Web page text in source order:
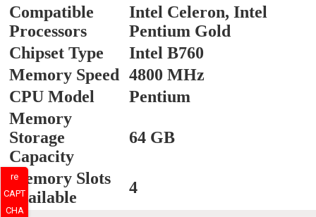
Compatible
Processors
Intel Celeron, Intel
Pentium Gold
Chipset Type
Intel B760
Memory Speed 4800 MHz
CPU Model
Pentium
Memory
Storage
Capacity
64 GB
Memory Slots
Available
4
re
CAPT
CHA